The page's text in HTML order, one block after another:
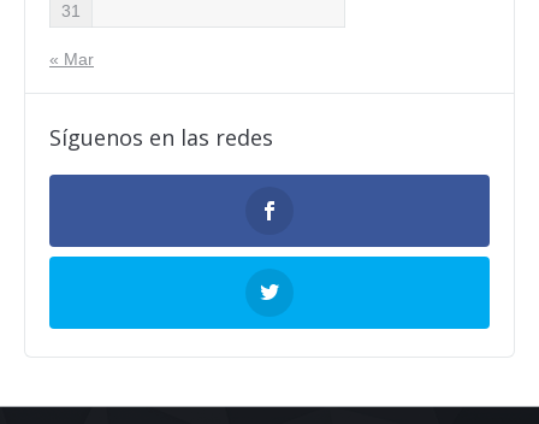
31
« Mar
Síguenos en las redes